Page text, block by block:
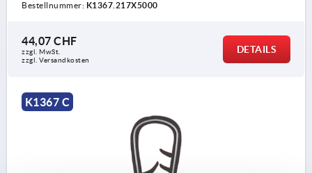
Bestellnummer: K1367.217X5000
44,07 CHF
zzgl. MwSt.
zzgl. Versandkosten
DETAILS
K1367 C